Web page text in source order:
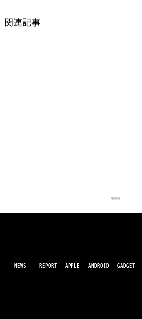
関連記事
NEWS REPORT APPLE ANDROID GADGET